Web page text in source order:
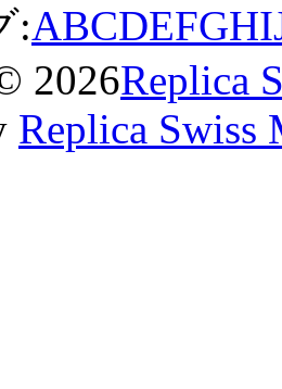
:ABCDEFGHI
2026Replica
Replica Swiss